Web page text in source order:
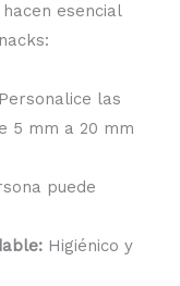
esencial
Personalice las
5 mm a 20 mm
puede
Higiénico y